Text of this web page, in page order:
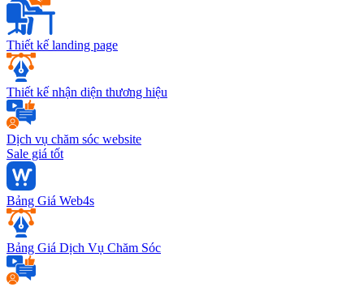
Thiết kế landing page
Thiết kế nhận diện thương hiệu
Dịch vụ chăm sóc website
Sale giá tốt
Bảng Giá Web4s
Bảng Giá Dịch Vụ Chăm Sóc